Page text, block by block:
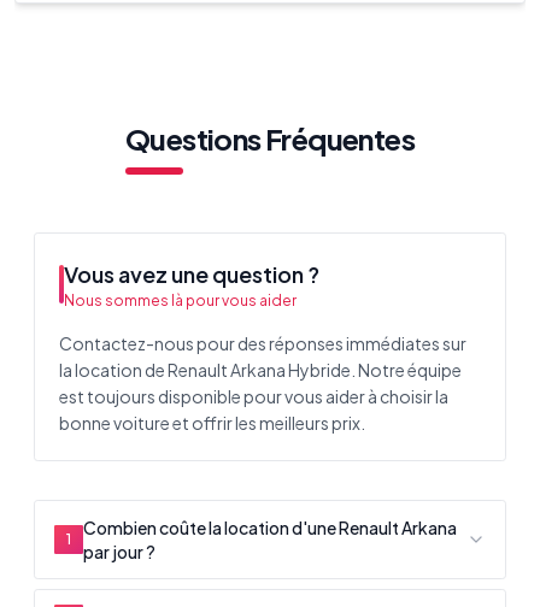
Questions Fréquentes
Vous avez une question ?
Nous sommes là pour vous aider
Contactez-nous pour des réponses immédiates sur
la location de Renault Arkana Hybride. Notre équipe
est toujours disponible pour vous aider à choisir la
bonne voiture et offrir les meilleurs prix.
1
Combien coûte la location d'une Renault Arkana
par jour ?